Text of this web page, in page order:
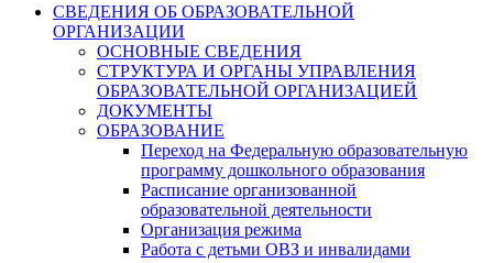
СВЕДЕНИЯ ОБ ОБРАЗОВАТЕЛЬНОЙ
ОРГАНИЗАЦИИ
ОСНОВНЫЕ СВЕДЕНИЯ
СТРУКТУРА И ОРГАНЫ УПРАВЛЕНИЯ
ОБРАЗОВАТЕЛЬНОЙ ОРГАНИЗАЦИЕЙ
ДОКУМЕНТЫ
ОБРАЗОВАНИЕ
Переход на Федеральную образовательную
программу дошкольного образования
Расписание организованной
образовательной деятельности
Организация режима
Работа с детьми ОВЗ и инвалидами